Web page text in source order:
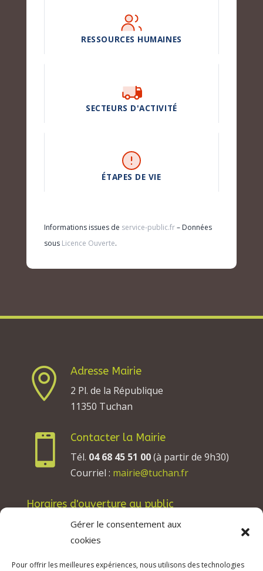
Gérer le consentement aux
cookies
Pour offrir les meilleures expériences, nous utilisons des technologies
RESSOURCES HUMAINES
SECTEURS D'ACTIVITÉ
ÉTAPES DE VIE
Informations issues de service-public.fr– Données
sous Licence Ouverte.

Adresse Mairie
2 Pl. de la République
11350 Tuchan

Contacter la Mairie
Tél. 04 68 45 51 00(à partir de 9h30)
Courriel : mairie@tuchan.fr
Horaires d'ouverture au public
Les lundis, mardis et jeudis : de 8h à 12h et de
13h30 à 17h30.